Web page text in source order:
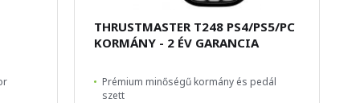
THRUSTMASTER T248 PS4/PS5/PC
KORMÁNY - 2 ÉV GARANCIA
Prémium minőségű kormány és pedál
szett